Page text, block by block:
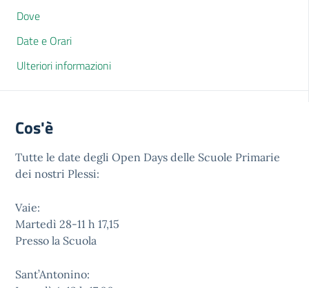
Dove
Date e Orari
Ulteriori informazioni
Cos'è
Tutte le date degli Open Days delle Scuole Primarie
dei nostri Plessi:
Vaie:
Martedì 28-11 h 17,15
Presso la Scuola
Sant’Antonino: